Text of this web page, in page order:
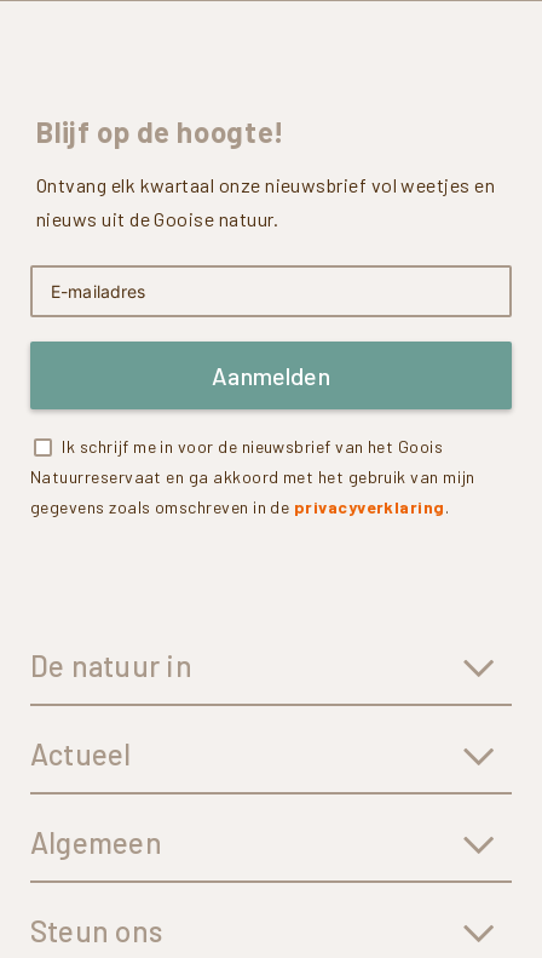
Blijf op de hoogte!
Ontvang elk kwartaal onze nieuwsbrief vol weetjes en
nieuws uit de Gooise natuur.
Aanmelden
Ik schrijf me in voor de nieuwsbrief van het Goois
Natuurreservaat en ga akkoord met het gebruik van mijn
gegevens zoals omschreven in de privacyverklaring.
De natuur in
Actueel
Algemeen
Steun ons